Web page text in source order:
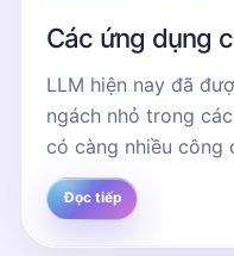
Các ứng dụng
LLM hiện nay đã
ngách nhỏ trong
có càng nhiều công
nhằm giải quyết các
Đọc tiếp